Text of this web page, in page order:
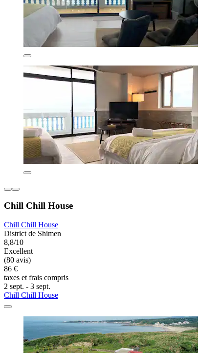
Chill Chill House
Chill Chill House
District de Shimen
8,8/10
Excellent
(80 avis)
86 €
taxes et frais compris
2 sept. - 3 sept.
Chill Chill House